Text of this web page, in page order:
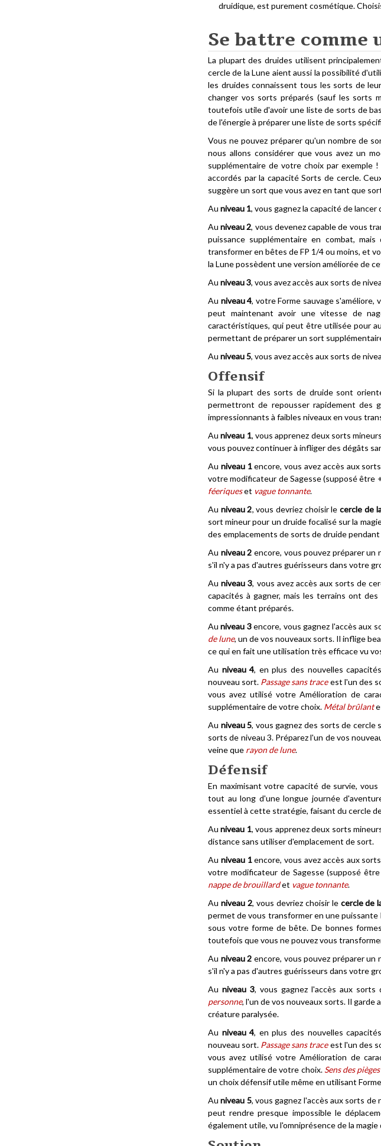
druidique, est purement cosmétique.
Se battre comme
La plupart des druides utilisent
cercle de la Lune aient aussi la possibilité
les druides connaissent tous les sorts de
changer vos sorts préparés (sauf les sorts
toutefois utile d'avoir une liste de sorts de
de l'énergie à préparer une liste de sorts
Vous ne pouvez préparer qu'un nombre de
nous allons considérer que vous avez un
supplémentaire de votre choix par exemple
accordés par la capacité Sorts de cercle.
suggère un sort que vous avez en tant que
Au niveau 1, vous gagnez la capacité de
Auniveau 2, vous devenez capable de vous
puissance supplémentaire en combat,
transformer en bêtes de FP 1/4 ou moins, et
la Lune possèdent une version améliorée de
Au niveau 3, vous avez accès aux sorts de
Au niveau 4, votre Forme sauvage
peut maintenant avoir une vitesse de
caractéristiques, qui peut être utilisée pour
permettant de préparer un sort
Au niveau 5, vous avez accès aux sorts de
Offensif
Si la plupart des sorts de druide sont
permettront de repousser rapidement des
impressionnants à faibles niveaux en vous
Auniveau 1, vous apprenez deux sorts
vous pouvez continuer à infliger des dégâts
Au niveau 1encore, vous avez accès aux
votre modificateur de Sagesse (supposé être
féeriqueset vague tonnante.
Au niveau 2, vous devriez choisir lecercle de
sort mineur pour un druide focalisé sur la
des emplacements de sorts de druide
Au niveau 2 encore, vous pouvez préparer
s'il n'y a pas d'autres guérisseurs dans votre
Auniveau 3, vous avez accès aux sorts de
capacités à gagner, mais les terrains ont
comme étant préparés.
Auniveau 3encore, vous gagnez l'accès aux
de lune, un de vos nouveaux sorts. Il inflige
ce qui en fait une utilisation très efficace vu
Au niveau 4, en plus des nouvelles
nouveau sort. Passage sans traceest l'un des
vous avez utilisé votre Amélioration de
supplémentaire de votre choix. Métal brûlant
Au niveau 5, vous gagnez des sorts de cercle
sorts de niveau 3. Préparez l'un de vos
veine que rayon de lune.
Défensif
En maximisant votre capacité de survie,
tout au long d'une longue journée
essentiel à cette stratégie, faisant du cercle
Auniveau 1, vous apprenez deux sorts
distance sans utiliser d'emplacement de sort.
Au niveau 1encore, vous avez accès aux
votre modificateur de Sagesse (supposé
nappe de brouillardet vague tonnante.
Au niveau 2, vous devriez choisir le cercle de
permet de vous transformer en une
sous votre forme de bête. De bonnes
toutefois que vous ne pouvez vous
Au niveau 2 encore, vous pouvez préparer
s'il n'y a pas d'autres guérisseurs dans votre
Au niveau 3, vous gagnez l'accès aux sorts
personne, l'un de vos nouveaux sorts. Il garde
créature paralysée.
Au niveau 4, en plus des nouvelles
nouveau sort. Passage sans traceest l'un des
vous avez utilisé votre Amélioration de
supplémentaire de votre choix. Sens des pièges
un choix défensif utile même en utilisant
Auniveau 5, vous gagnez l'accès aux sorts de
peut rendre presque impossible le
également utile, vu l'omniprésence de la magie